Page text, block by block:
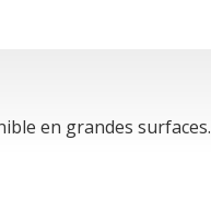
en grandes surfaces.